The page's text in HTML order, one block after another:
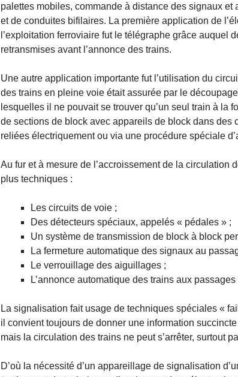
palettes mobiles, commande à distance des signaux
et de conduites bifilaires. La première application de
l’exploitation ferroviaire fut le télégraphe grâce auquel
retransmises avant l’annonce des trains.
Une autre application importante fut l’utilisation du
des trains en pleine voie était assurée par le
lesquelles il ne pouvait se trouver qu’un seul train à la
de sections de block avec appareils de block dans
reliées électriquement ou via une procédure spéciale
Au fur et à mesure de l’accroissement de la circulation
plus techniques :
Les circuits de voie ;
Des détecteurs spéciaux, appelés « pédales » ;
Un système de transmission de block à block
La fermeture automatique des signaux au
Le verrouillage des aiguillages ;
L’annonce automatique des trains aux
La signalisation fait usage de techniques spéciales «
il convient toujours de donner une information
mais la circulation des trains ne peut s’arrêter, surtout
D’où la nécessité d’un appareillage de signalisation